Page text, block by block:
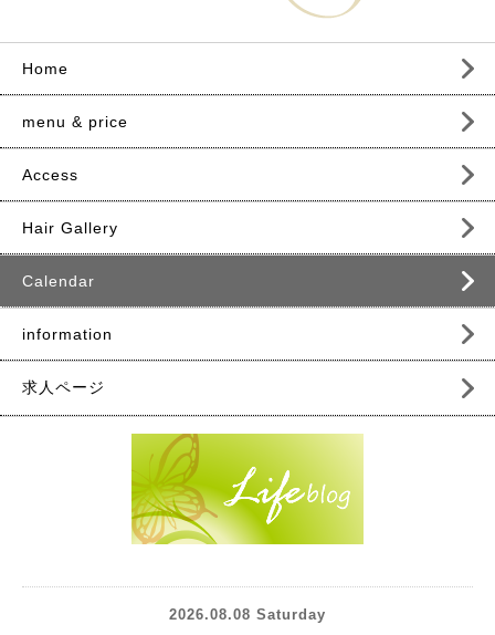
Home
menu & price
Access
Hair Gallery
Calendar
information
求人ページ
2026.08.08 Saturday